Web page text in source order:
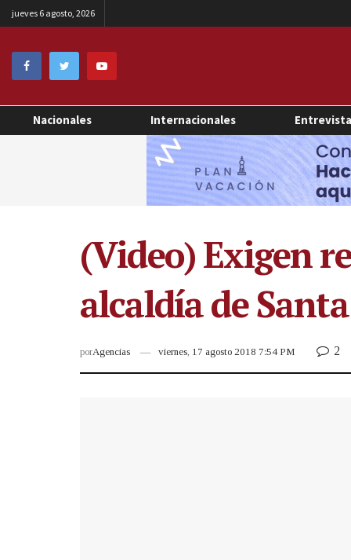
jueves 6 agosto, 2026
Nacionales Internacionales
(Video) Exigen
alcaldía de
porAgencias viernes, 17 agosto 2018 7:54 PM 2